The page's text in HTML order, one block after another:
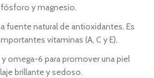
y magnesio.
fuente natural de antioxidantes. Es
vitaminas (A, C y E).
omega-6 para promover una piel
brillante y sedoso.